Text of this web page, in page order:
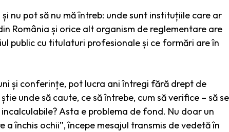
nu pot să nu mă întreb: unde sunt instituțiile care ar
România și orice alt organism de reglementare are
public cu titulaturi profesionale și ce formări are în
și conferințe, pot lucra ani întregi fără drept de
unde să caute, ce să întrebe, cum să verifice – să se
Asta e problema de fond. Nu doar un
închis ochii”, începe mesajul transmis de vedetă în